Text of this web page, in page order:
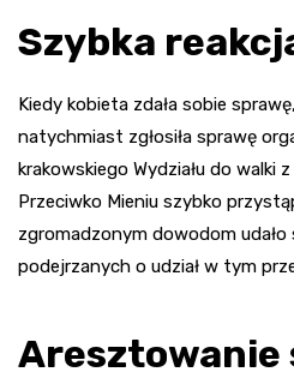
Szybka
Kiedy kobieta zdała sobie
natychmiast zgłosiła sprawę
krakowskiego Wydziału do walki
Przeciwko Mieniu szybko
zgromadzonym dowodom
podejrzanych o udział w tym
Aresztowanie